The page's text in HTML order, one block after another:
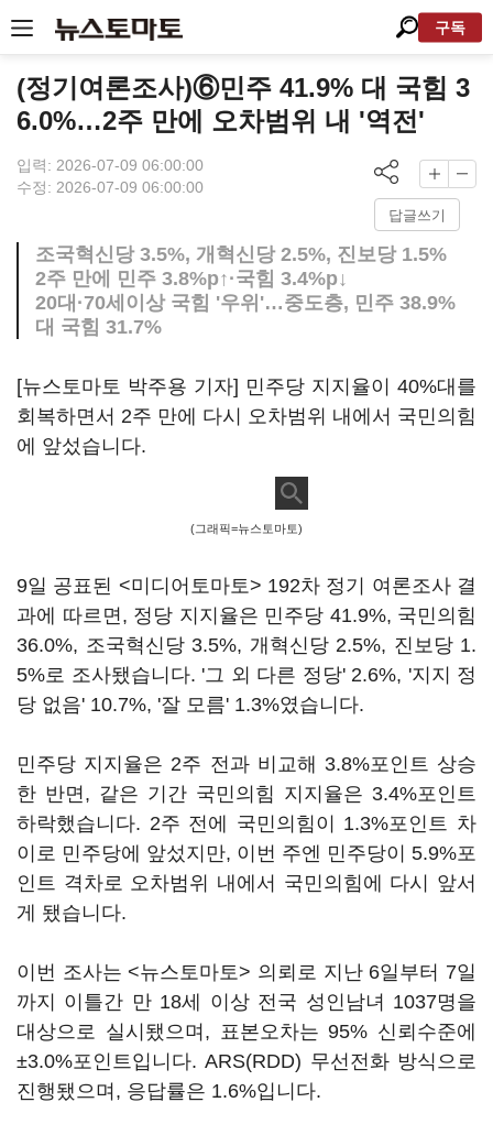
구독
(정기여론조사)⑥민주 41.9% 대 국힘 3
6.0%…2주 만에 오차범위 내 '역전'
입력: 2026-07-09 06:00:00
수정: 2026-07-09 06:00:00
답글쓰기
조국혁신당 3.5%, 개혁신당 2.5%, 진보당 1.5%
2주 만에 민주 3.8%p↑·국힘 3.4%p↓
20대·70세이상 국힘 '우위'…중도층, 민주 38.9%
대 국힘 31.7%
[뉴스토마토 박주용 기자] 민주당 지지율이 40%대를
회복하면서 2주 만에 다시 오차범위 내에서 국민의힘
에 앞섰습니다.
(그래픽=뉴스토마토)
9일 공표된 <미디어토마토> 192차 정기 여론조사 결
과에 따르면, 정당 지지율은 민주당 41.9%, 국민의힘
36.0%, 조국혁신당 3.5%, 개혁신당 2.5%, 진보당 1.
5%로 조사됐습니다. '그 외 다른 정당' 2.6%, '지지 정
당 없음' 10.7%, '잘 모름' 1.3%였습니다.
민주당 지지율은 2주 전과 비교해 3.8%포인트 상승
한 반면, 같은 기간 국민의힘 지지율은 3.4%포인트
하락했습니다. 2주 전에 국민의힘이 1.3%포인트 차
이로 민주당에 앞섰지만, 이번 주엔 민주당이 5.9%포
인트 격차로 오차범위 내에서 국민의힘에 다시 앞서
게 됐습니다.
이번 조사는 <뉴스토마토> 의뢰로 지난 6일부터 7일
까지 이틀간 만 18세 이상 전국 성인남녀 1037명을
대상으로 실시됐으며, 표본오차는 95% 신뢰수준에
±3.0%포인트입니다. ARS(RDD) 무선전화 방식으로
진행됐으며, 응답률은 1.6%입니다.